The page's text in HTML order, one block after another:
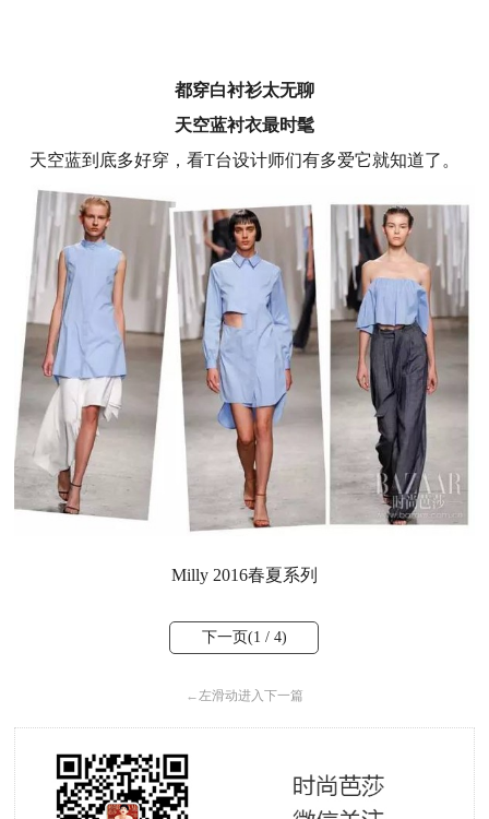
都穿白衬衫太无聊
天空蓝衬衣最时髦
天空蓝到底多好穿，看T台设计师们有多爱它就知道了。
Milly 2016春夏系列
下一页(1 / 4)
←左滑动进入下一篇